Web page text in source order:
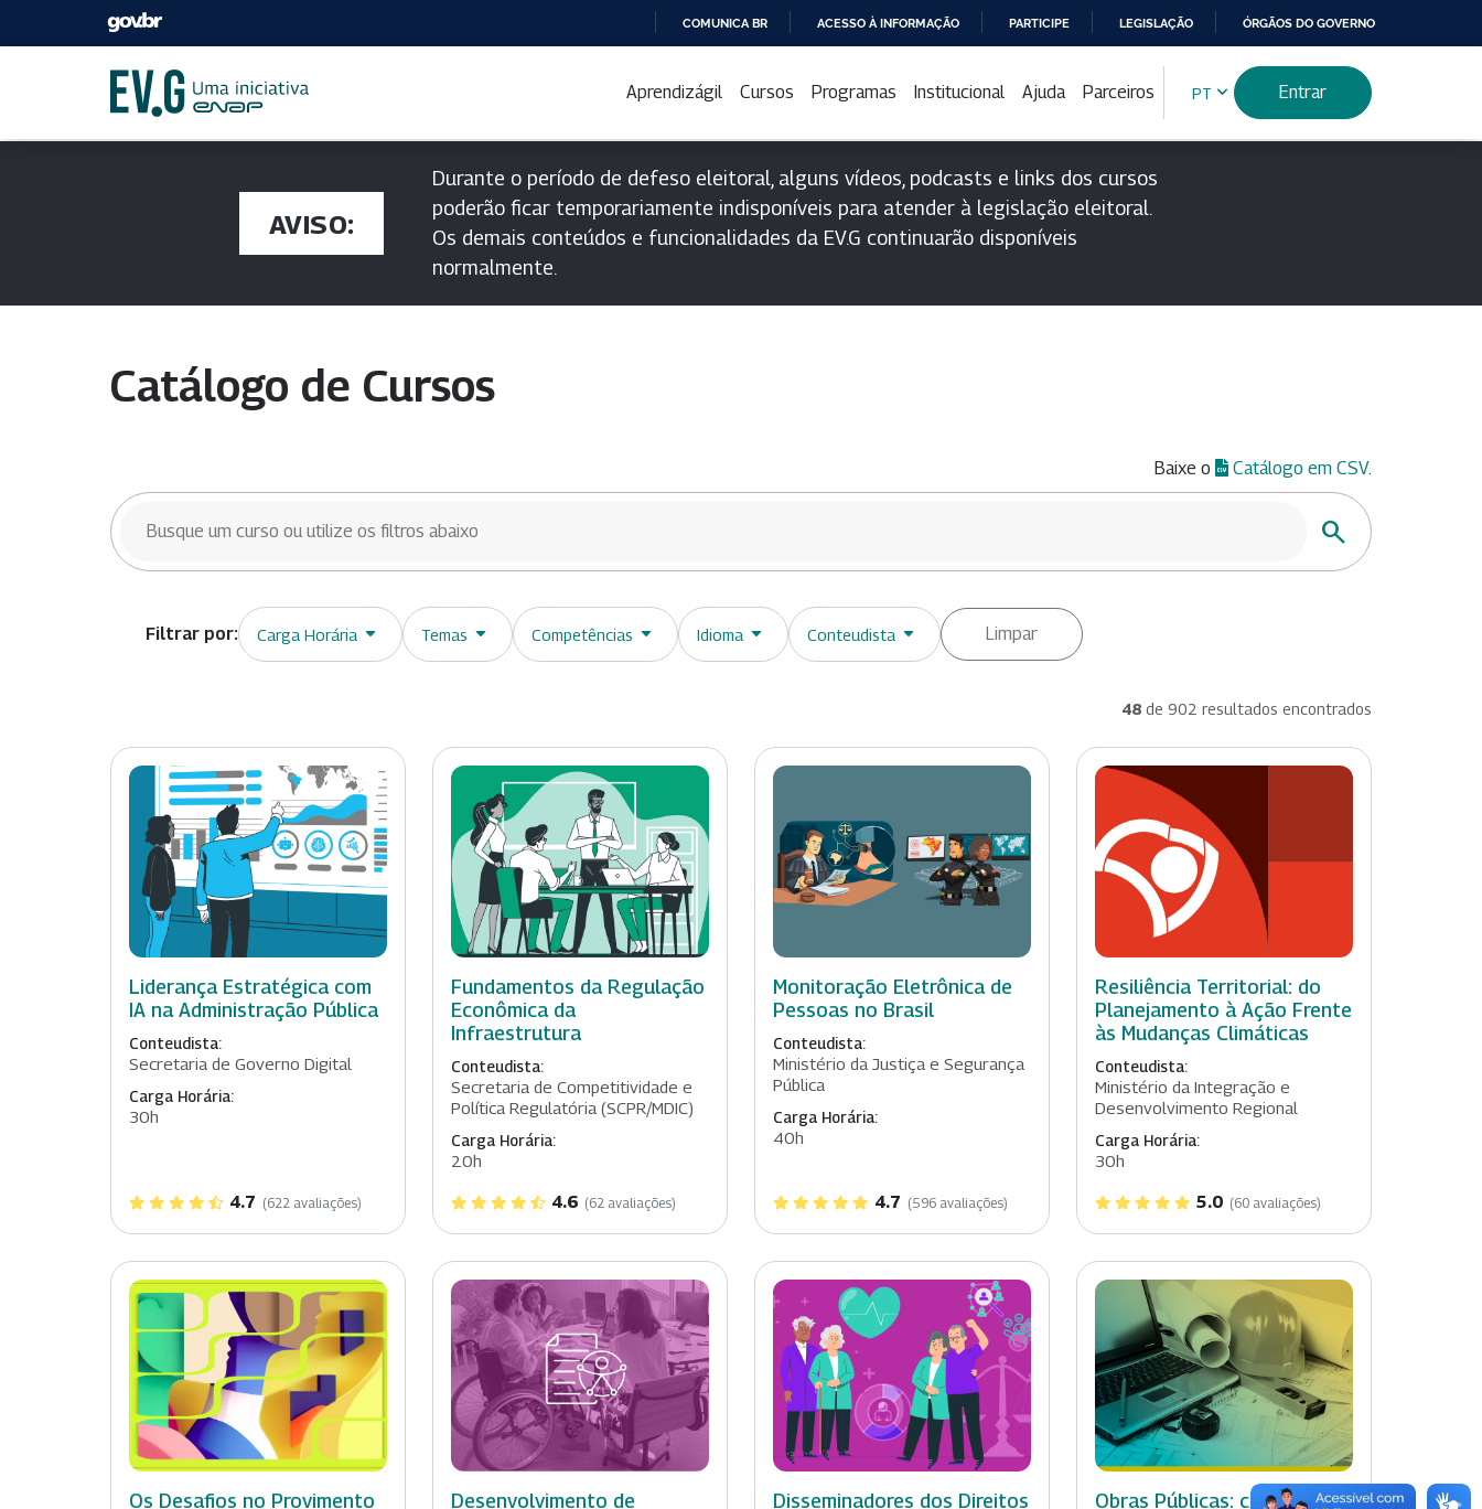
PARA
CONTEÚDO
COMUNICA BR ACESSO À INFORMAÇÃO PARTICIPE LEGISLAÇÃO ÓRGÃOS DO GOVERNO
Aprendizágil Cursos Programas Institucional Ajuda Parceiros PT Entrar
AVISO:
Durante o período de defeso eleitoral, alguns vídeos, podcasts e links dos cursos
poderão ficar temporariamente indisponíveis para atender à legislação eleitoral.
Os demais conteúdos e funcionalidades da EV.G continuarão disponíveis
normalmente.
Catálogo de Cursos
Baixe o Catálogo em CSV.
BUSCAR CURSOS
Buscar
Carga Horária Temas Competências Idioma Conteudista Limpar
48 de 902 resultados encontrados
Liderança Estratégica com
IA na Administração Pública
Conteudista:
Secretaria de Governo Digital
Carga Horária:
30h
4.7 (622 avaliações)
Fundamentos da Regulação
Econômica da
Infraestrutura
Conteudista:
Secretaria de Competitividade e
Política Regulatória (SCPR/MDIC)
Carga Horária:
20h
4.6 (62 avaliações)
Monitoração Eletrônica de
Pessoas no Brasil
Conteudista:
Ministério da Justiça e Segurança
Pública
Carga Horária:
40h
4.7 (596 avaliações)
Resiliência Territorial: do
Planejamento à Ação Frente
às Mudanças Climáticas
Conteudista:
Ministério da Integração e
Desenvolvimento Regional
Carga Horária:
30h
5.0 (60 avaliações)
Os Desafios no Provimento
Desenvolvimento de
Disseminadores dos Direitos
Obras Públicas: contratação